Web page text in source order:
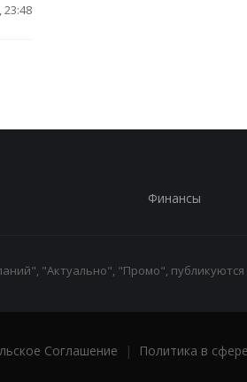
23:48
Финансы
"Актуально", "Промо", публикуются
Соглашение |
Политика в сфере